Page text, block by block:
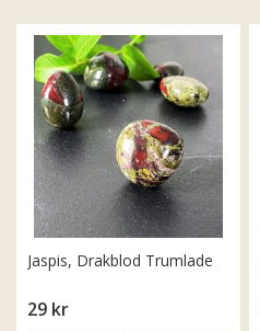
Jaspis, Drakblod Trumlade
29 kr